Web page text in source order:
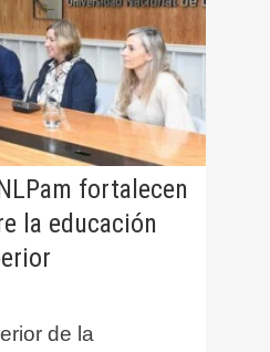
fortalecen
la educación
de la